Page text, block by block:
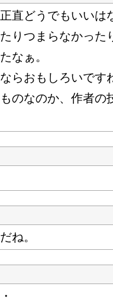
直どうでもいいは
りつまらなかった
なぁ。
らおもしろいです
のなのか、作者の
ね。